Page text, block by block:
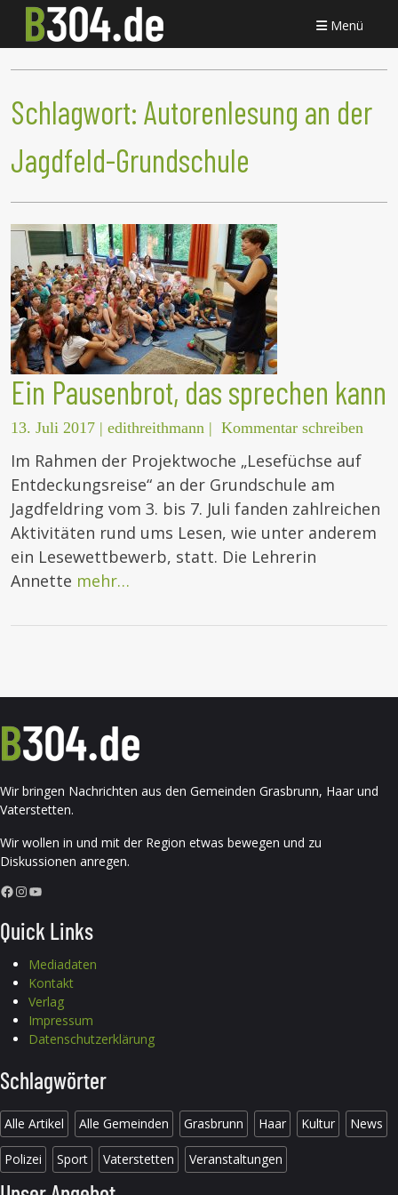
Menü
Schlagwort: Autorenlesung an der
Jagdfeld-Grundschule
Ein Pausenbrot, das sprechen kann
13. Juli 2017 | edithreithmann | Kommentar schreiben
Im Rahmen der Projektwoche „Lesefüchse auf
Entdeckungsreise“ an der Grundschule am
Jagdfeldring vom 3. bis 7. Juli fanden zahlreichen
Aktivitäten rund ums Lesen, wie unter anderem
ein Lesewettbewerb, statt. Die Lehrerin
Annette mehr…
Wir bringen Nachrichten aus den Gemeinden Grasbrunn, Haar und
Vaterstetten.
Wir wollen in und mit der Region etwas bewegen und zu
Diskussionen anregen.
Facebook InstagramYouTube
Quick Links
Mediadaten
Kontakt
Verlag
Impressum
Datenschutzerklärung
Schlagwörter
Alle Artikel Alle Gemeinden Grasbrunn Haar Kultur News
Polizei Sport Vaterstetten Veranstaltungen